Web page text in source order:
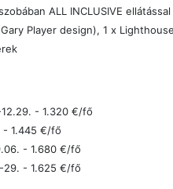
ALL INCLUSIVE
Player design), 1 x
- 1.320 €/fő
1.445 €/fő
- 1.680 €/fő
- 1.625 €/fő